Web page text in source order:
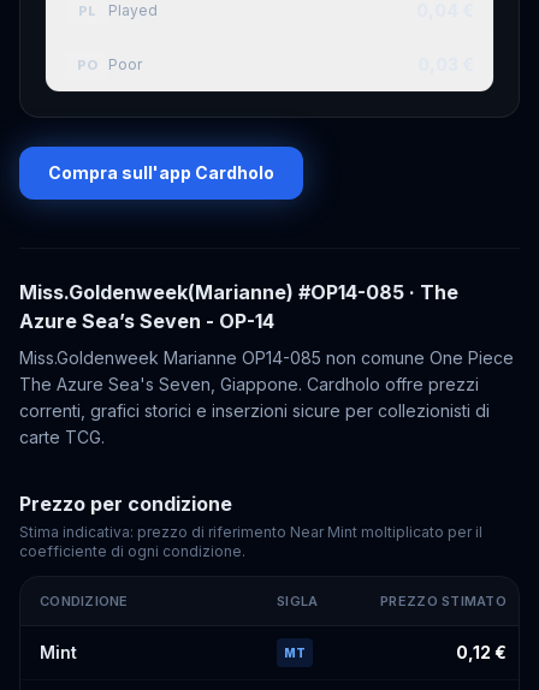
PL Played
PO Poor
Compra sull'app Cardholo
Miss.Goldenweek(Marianne) #OP14-085 · The
Azure Sea’s Seven - OP-14
Miss.Goldenweek Marianne OP14-085 non comune One Piece
The Azure Sea's Seven, Giappone. Cardholo offre prezzi
correnti, grafici storici e inserzioni sicure per collezionisti di
carte TCG.
Prezzo per condizione
Stima indicativa: prezzo di riferimento Near Mint moltiplicato per il
coefficiente di ogni condizione.
Miss.Goldenweek(Marianne)
CONDIZIONE SIGLA PREZZO STIMATO
Mint MT 0,12 €